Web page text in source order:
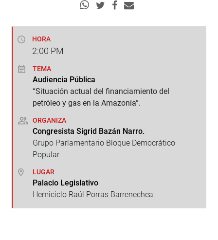
HORA
2:00 PM
TEMA
Audiencia Pública
“Situación actual del financiamiento del
petróleo y gas en la Amazonía”.
ORGANIZA
Congresista Sigrid Bazán Narro.
Grupo Parlamentario Bloque Democrático
Popular
LUGAR
Palacio Legislativo
Hemiciclo Raúl Porras Barrenechea